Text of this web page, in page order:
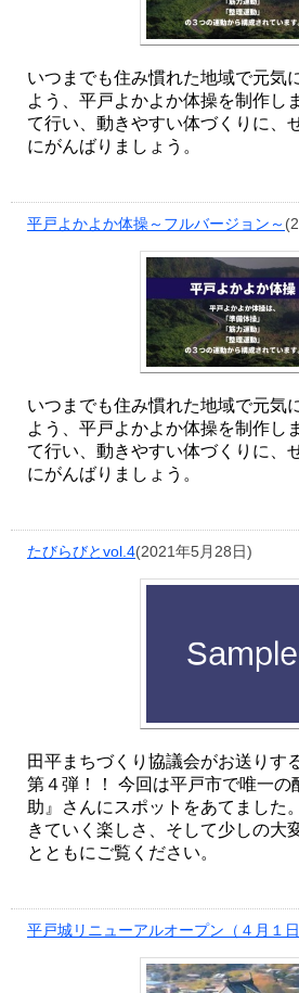
いつまでも住み慣れた地域で元気
よう、平戸よかよか体操を制作し
て行い、動きやすい体づくりに、
にがんばりましょう。
平戸よかよか体操～フルバージョン～
いつまでも住み慣れた地域で元気
よう、平戸よかよか体操を制作し
て行い、動きやすい体づくりに、
にがんばりましょう。
たびらびとvol.4(2021年5月28日)
田平まちづくり協議会がお送りす
第４弾！！ 今回は平戸市で唯一
助』さんにスポットをあてました
きていく楽しさ、そして少しの大
とともにご覧ください。
平戸城リニューアルオープン（４月１日